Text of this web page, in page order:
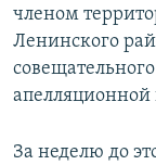
членом
Ленинского
За неделю до